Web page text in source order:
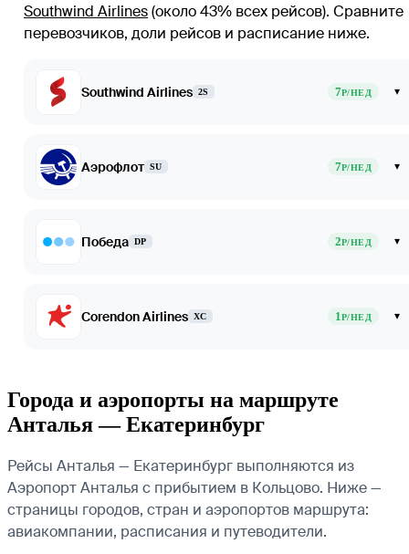
Southwind Airlines(около 43% всех рейсов). Сравните
перевозчиков, доли рейсов и расписание ниже.
Southwind Airlines 2S 7Р/НЕД ▾
Аэрофлот SU 7Р/НЕД ▾
Победа DP 2Р/НЕД ▾
Corendon Airlines XC 1Р/НЕД ▾
Города и аэропорты на маршруте
Анталья — Екатеринбург
Рейсы Анталья — Екатеринбург выполняются из
Аэропорт Анталья с прибытием в Кольцово. Ниже —
страницы городов, стран и аэропортов маршрута:
авиакомпании, расписания и путеводители.